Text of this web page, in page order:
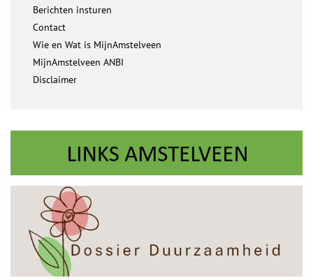
Berichten insturen
Contact
Wie en Wat is MijnAmstelveen
MijnAmstelveen ANBI
Disclaimer